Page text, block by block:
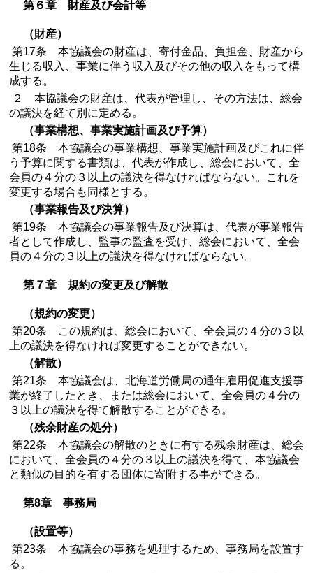
第６章 財産及び会計等
（財産）
第17条 本協議会の財産は、寄付金品、負担金、財産から
生じる収入、事業に伴う収入及びその他の収入をもって構
成する。
２ 本協議会の財産は、代表が管理し、その方法は、総会
の議決を経て別に定める。
（事業構想、事業実施計画及び予算）
第18条 本協議会の事業構想、事業実施計画及びこれに伴
う予算に関する書類は、代表が作成し、総会において、全
会員の４分の３以上の議決を得なければならない。これを
変更する場合も同様とする。
（事業報告及び決算）
第19条 本協議会の事業報告及び決算は、代表が事業報告
者として作成し、監事の監査を受け、総会において、全会
員の４分の３以上の議決を得なければならない。
第７章 規約の変更及び解散
（規約の変更）
第20条 この規約は、総会において、全会員の４分の３以
上の議決を得なければ変更することができない。
（解散）
第21条 本協議会は、北海道労働局の通年雇用促進支援事
業が終了したとき、または総会において、全会員の４分の
３以上の議決を得て解散することができる。
（残余財産の処分）
第22条 本協議会の解散のときに有する残余財産は、総会
において、全会員の４分の３以上の議決を得て、本協議会
と類似の目的を有する団体に寄附する事ができる。
第8章 事務局
（設置等）
第23条 本協議会の事務を処理するため、事務局を設置す
る。